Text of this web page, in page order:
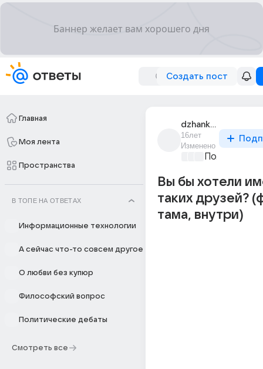
Создать пост
Главная
Моя лента
Пространства
В ТОПЕ НА ОТВЕТАХ
Информационные технологии
А сейчас что-то совсем другое
О любви без купюр
Философский вопрос
Политические дебаты
Смотреть все
dzhanka_8
16лет
Изменено
Вы бы хотели
таких друзей?
тама, внутри)